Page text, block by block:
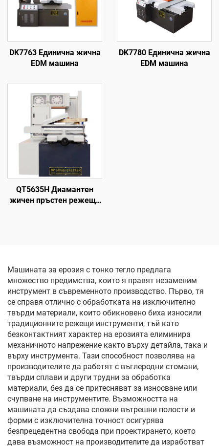
DK7763 Единична жична
EDM машина
DK7780 Единична жична
EDM машина
QT5635H Диамантен
жичен пръстен режеща
Машината за ерозия с тонко тегло предлага
множество предимства, които я правят незаменим
инструмент в съвременното производство. Първо, тя
се справя отлично с обработката на изключително
твърди материали, които обикновено биха износили
традиционните режещи инструменти, тъй като
безконтактният характер на ерозията елиминира
механичното напрежение както върху детайла, така и
върху инструмента. Тази способност позволява на
производителите да работят с въглеродни стомани,
твърди сплави и други трудни за обработка
материали, без да се притесняват за износване или
счупване на инструментите. Възможността на
машината да създава сложни вътрешни полости и
форми с изключителна точност осигурява
безпрецедентна свобода при проектирането, което
дава възможност на производителите да изработват